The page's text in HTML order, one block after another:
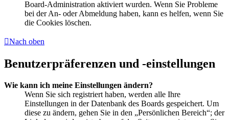
Board-Administration aktiviert wurden. Wenn Sie Probleme
bei der An- oder Abmeldung haben, kann es helfen, wenn Sie
die Cookies löschen.
Nach oben
Benutzerpräferenzen und -einstellungen
Wie kann ich meine Einstellungen ändern?
Wenn Sie sich registriert haben, werden alle Ihre
Einstellungen in der Datenbank des Boards gespeichert. Um
diese zu ändern, gehen Sie in den „Persönlichen Bereich“; der